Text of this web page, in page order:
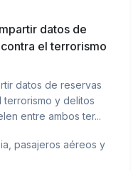
datos de
el terrorismo
datos de reservas
terrorismo y delitos
entre ambos ter...
pasajeros aéreos y